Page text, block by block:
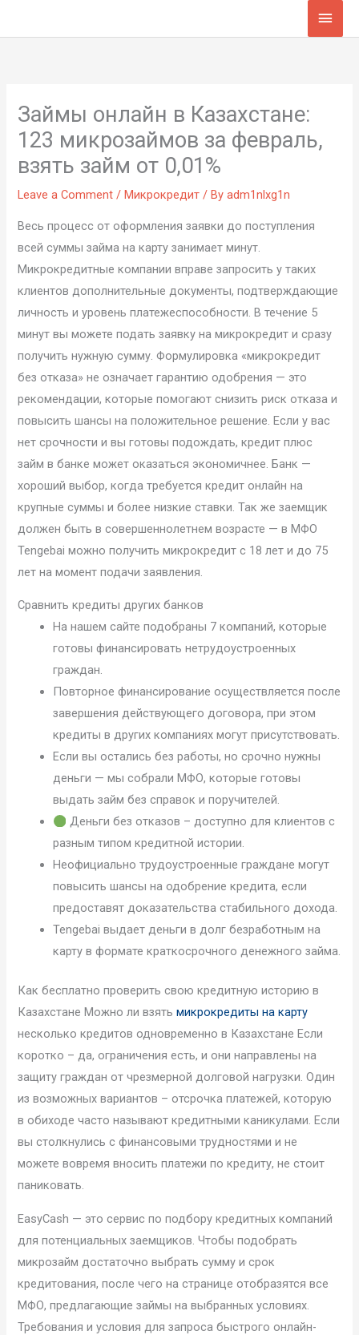
Main
Займы онлайн в Казахстане:
123 микрозаймов за февраль,
взять займ от 0,01%
Leave a Comment /Микрокредит / Byadm1nlxg1n
Весь процесс от оформления заявки до поступления
всей суммы займа на карту занимает минут.
Микрокредитные компании вправе запросить у таких
клиентов дополнительные документы, подтверждающие
личность и уровень платежеспособности. В течение 5
минут вы можете подать заявку на микрокредит и сразу
получить нужную сумму. Формулировка «микрокредит
без отказа» не означает гарантию одобрения — это
рекомендации, которые помогают снизить риск отказа и
повысить шансы на положительное решение. Если у вас
нет срочности и вы готовы подождать, кредит плюс
займ в банке может оказаться экономичнее. Банк —
хороший выбор, когда требуется кредит онлайн на
крупные суммы и более низкие ставки. Так же заемщик
должен быть в совершеннолетнем возрасте — в МФО
Tengebai можно получить микрокредит с 18 лет и до 75
лет на момент подачи заявления.
Сравнить кредиты других банков
На нашем сайте подобраны 7 компаний, которые
готовы финансировать нетрудоустроенных
граждан.
Повторное финансирование осуществляется после
завершения действующего договора, при этом
кредиты в других компаниях могут присутствовать.
Если вы остались без работы, но срочно нужны
деньги — мы собрали МФО, которые готовы
выдать займ без справок и поручителей.
Деньги без отказов – доступно для клиентов с
разным типом кредитной истории.
Неофициально трудоустроенные граждане могут
повысить шансы на одобрение кредита, если
предоставят доказательства стабильного дохода.
Tengebai выдает деньги в долг безработным на
карту в формате краткосрочного денежного займа.
Как бесплатно проверить свою кредитную историю в
Казахстане Можно ли взятьмикрокредиты на карту
несколько кредитов одновременно в Казахстане Если
коротко – да, ограничения есть, и они направлены на
защиту граждан от чрезмерной долговой нагрузки. Один
из возможных вариантов – отсрочка платежей, которую
в обиходе часто называют кредитными каникулами. Если
вы столкнулись с финансовыми трудностями и не
можете вовремя вносить платежи по кредиту, не стоит
паниковать.
EasyCash — это сервис по подбору кредитных компаний
для потенциальных заемщиков. Чтобы подобрать
микрозайм достаточно выбрать сумму и срок
кредитования, после чего на странице отобразятся все
МФО, предлагающие займы на выбранных условиях.
Требования и условия для запроса быстрого онлайн-